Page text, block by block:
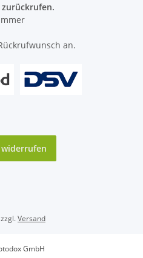
zurückrufen.
an.
Versand
GmbH